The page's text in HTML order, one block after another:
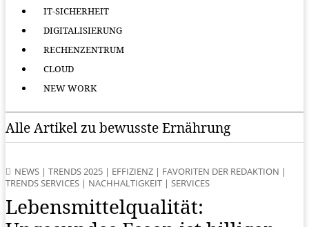
IT-SICHERHEIT
DIGITALISIERUNG
RECHENZENTRUM
CLOUD
NEW WORK
Alle Artikel zu bewusste Ernährung
NEWS | TRENDS 2025 | EFFIZIENZ | FAVORITEN DER REDAKTION |
TRENDS SERVICES | NACHHALTIGKEIT | SERVICES
Lebensmittelqualität: